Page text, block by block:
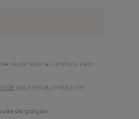
tous les produits de la
pour découvrir tous les
de garçon.